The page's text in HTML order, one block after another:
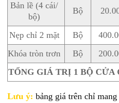
Bản lề (4 cái/
bộ)
Bộ
Nẹp chỉ 2 mặt Bộ
Khóa tròn trơn
Bộ
TỔNG GIÁ TRỊ 1 BỘ CỬA
Lưu ý: bảng giá trên chỉ